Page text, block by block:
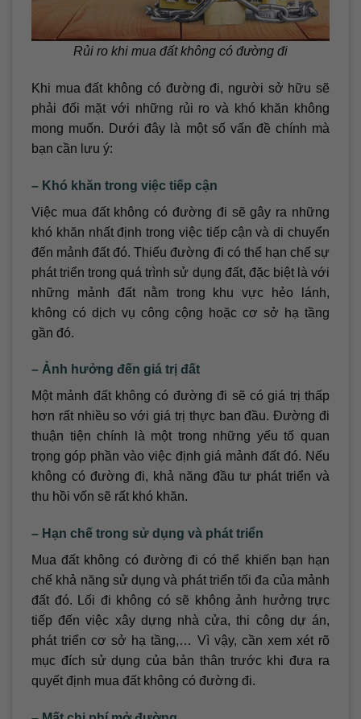
Rủi ro khi mua đất không có đường đi
Khi mua đất không có đường đi, người sở hữu sẽ
phải đối mặt với những rủi ro và khó khăn không
mong muốn. Dưới đây là một số vấn đề chính mà
bạn cần lưu ý:
– Khó khăn trong việc tiếp cận
Việc mua đất không có đường đi sẽ gây ra những
khó khăn nhất định trong việc tiếp cận và di chuyển
đến mảnh đất đó. Thiếu đường đi có thể hạn chế sự
phát triển trong quá trình sử dụng đất, đặc biệt là với
những mảnh đất nằm trong khu vực hẻo lánh,
không có dịch vụ công cộng hoặc cơ sở hạ tầng
gần đó.
– Ảnh hưởng đến giá trị đất
Một mảnh đất không có đường đi sẽ có giá trị thấp
hơn rất nhiều so với giá trị thực ban đầu. Đường đi
thuận tiện chính là một trong những yếu tố quan
trọng góp phần vào việc định giá mảnh đất đó. Nếu
không có đường đi, khả năng đầu tư phát triển và
thu hồi vốn sẽ rất khó khăn.
– Hạn chế trong sử dụng và phát triển
Mua đất không có đường đi có thể khiến bạn hạn
chế khả năng sử dụng và phát triển tối đa của mảnh
đất đó. Lối đi không có sẽ không ảnh hưởng trực
tiếp đến việc xây dựng nhà cửa, thi công dự án,
phát triển cơ sở hạ tầng,… Vì vậy, cần xem xét rõ
mục đích sử dụng của bản thân trước khi đưa ra
quyết định mua đất không có đường đi.